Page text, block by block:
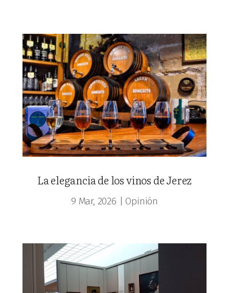
La elegancia de los vinos de Jerez
9 Mar, 2026 Opinión